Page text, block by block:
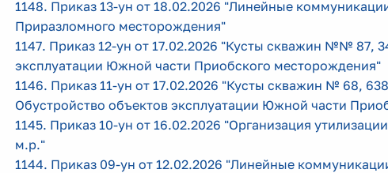
1148. Приказ 13-ун от 18.02.2026 "Линейные
Приразломного месторождения"
1147. Приказ 12-ун от 17.02.2026 "Кусты скважин №№ 87,
эксплуатации Южной части Приобского месторождения"
1146. Приказ 11-ун от 17.02.2026 "Кусты скважин № 68,
Обустройство объектов эксплуатации Южной части
1145. Приказ 10-ун от 16.02.2026 "Организация
м.р."
1144. Приказ 09-ун от 12.02.2026 "Линейные